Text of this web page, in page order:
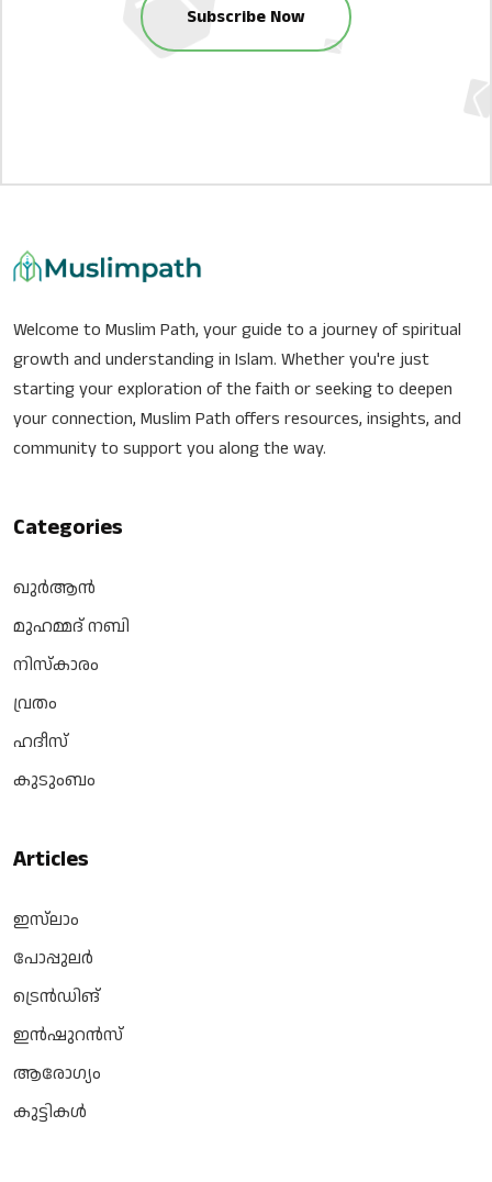
Subscribe Now
Welcome to Muslim Path, your guide to a journey of spiritual
growth and understanding in Islam. Whether you're just
starting your exploration of the faith or seeking to deepen
your connection, Muslim Path offers resources, insights, and
community to support you along the way.
Categories
ഖുർആൻ
മുഹമ്മദ് നബി
നിസ്‌കാരം
വ്രതം
ഹദീസ്
കുടുംബം
Articles
ഇസ്‌ലാം
പോപ്പുലർ
ട്രെൻഡിങ്
ഇൻഷുറൻസ്
ആരോഗ്യം
കുട്ടികൾ